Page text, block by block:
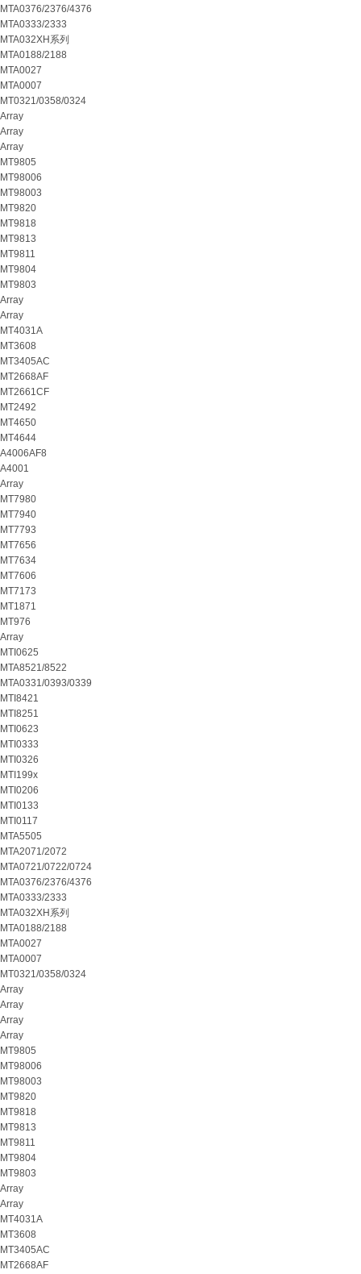
MTA0376/2376/4376
MTA0333/2333
MTA032XH系列
MTA0188/2188
MTA0027
MTA0007
MT0321/0358/0324
Array
Array
Array
MT9805
MT98006
MT98003
MT9820
MT9818
MT9813
MT9811
MT9804
MT9803
Array
Array
MT4031A
MT3608
MT3405AC
MT2668AF
MT2661CF
MT2492
MT4650
MT4644
A4006AF8
A4001
Array
MT7980
MT7940
MT7793
MT7656
MT7634
MT7606
MT7173
MT1871
MT976
Array
MTI0625
MTA8521/8522
MTA0331/0393/0339
MTI8421
MTI8251
MTI0623
MTI0333
MTI0326
MTI199x
MTI0206
MTI0133
MTI0117
MTA5505
MTA2071/2072
MTA0721/0722/0724
MTA0376/2376/4376
MTA0333/2333
MTA032XH系列
MTA0188/2188
MTA0027
MTA0007
MT0321/0358/0324
Array
Array
Array
Array
MT9805
MT98006
MT98003
MT9820
MT9818
MT9813
MT9811
MT9804
MT9803
Array
Array
MT4031A
MT3608
MT3405AC
MT2668AF